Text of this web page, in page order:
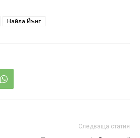
Найла Йънг
Следваща статия